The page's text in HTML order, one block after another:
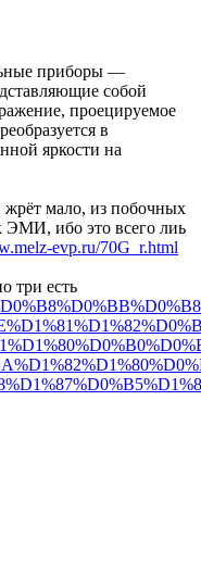
приборы —
собой
проецируемое
в
яркости на
жрёт мало, из побочных
ЭМИ, ибо это всего лиь
evp.ru/70G_r.html
три есть